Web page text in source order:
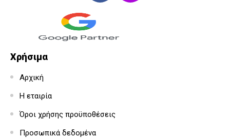
Χρήσιμα
Αρχική
Η εταιρία
Όροι χρήσης προϋποθέσεις
Προσωπικά δεδομένα